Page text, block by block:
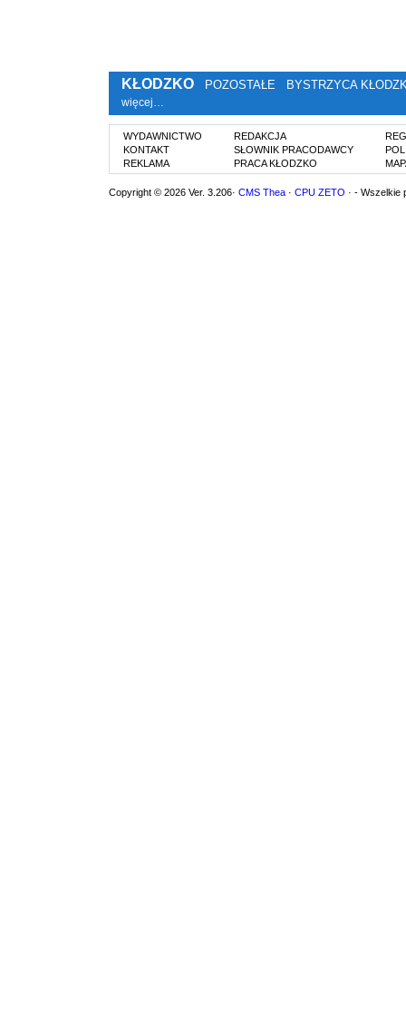
KŁODZKO POZOSTAŁE BYSTRZYCA
więcej…
WYDAWNICTWO
KONTAKT
REKLAMA
REDAKCJA
SŁOWNIK PRACODAWCY
PRACA KŁODZKO
Copyright © 2026 Ver. 3.206· CMS Thea · CPU ZETO · - Wszelkie